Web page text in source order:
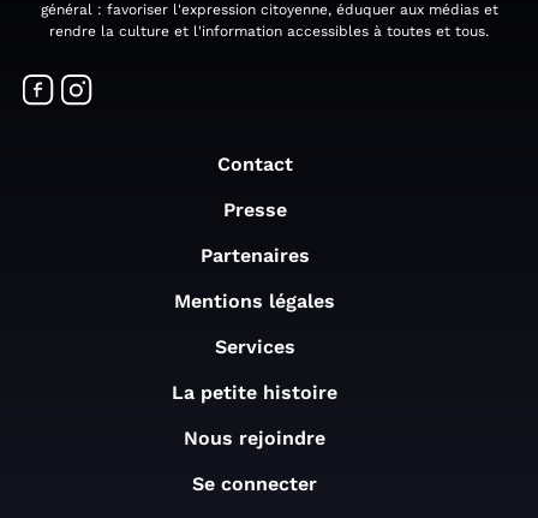
général : favoriser l'expression citoyenne, éduquer aux médias et
rendre la culture et l'information accessibles à toutes et tous.
Contact
Presse
Partenaires
Mentions légales
Services
La petite histoire
Nous rejoindre
Se connecter